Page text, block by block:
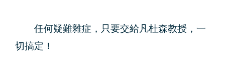
任何疑難雜症，只要交給凡杜森教授，一
切搞定！